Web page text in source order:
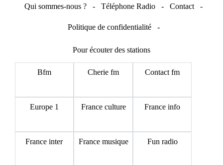
Qui sommes-nous ? - Téléphone Radio - Contact -
Politique de confidentialité -
Pour écouter des stations
Bfm Cherie fm Contact fm
Europe 1 France culture France info
France inter France musique Fun radio